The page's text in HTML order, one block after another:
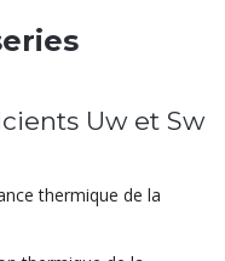
Uw et Sw
thermique de la